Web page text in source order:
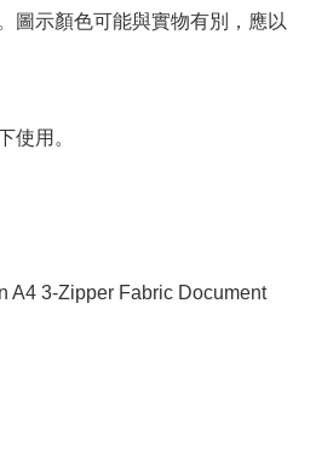
圖示顏色可能與實物有別，應以
使用。
A4 3-Zipper Fabric Document